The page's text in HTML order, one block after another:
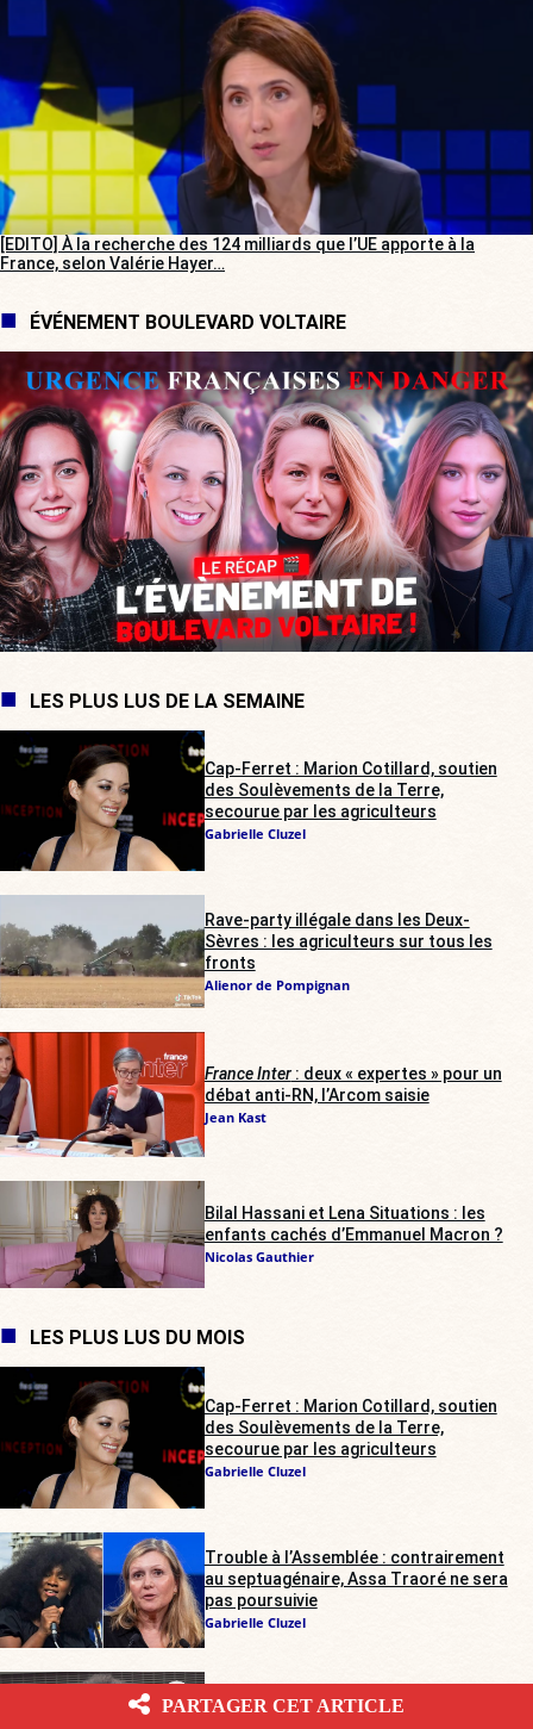
[EDITO] À la recherche des 124 milliards que l’UE apporte à la
France, selon Valérie Hayer…
ÉVÉNEMENT BOULEVARD VOLTAIRE
LES PLUS LUS DE LA SEMAINE
Cap-Ferret : Marion Cotillard, soutien
des Soulèvements de la Terre,
secourue par les agriculteurs
Gabrielle Cluzel
Rave-party illégale dans les Deux-
Sèvres : les agriculteurs sur tous les
fronts
Alienor de Pompignan
France Inter: deux « expertes » pour un
débat anti-RN, l’Arcom saisie
Jean Kast
Bilal Hassani et Lena Situations : les
enfants cachés d’Emmanuel Macron ?
Nicolas Gauthier
LES PLUS LUS DU MOIS
Cap-Ferret : Marion Cotillard, soutien
des Soulèvements de la Terre,
secourue par les agriculteurs
Gabrielle Cluzel
Trouble à l’Assemblée : contrairement
au septuagénaire, Assa Traoré ne sera
pas poursuivie
Gabrielle Cluzel
Yaël Braun-Pivet laissera-t-elle passer
le chahut d’Assa Traoré en pleine
PARTAGER CET ARTICLE